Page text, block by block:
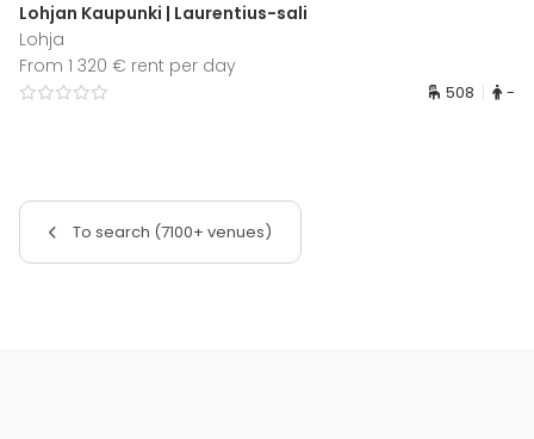
Lohjan Kaupunki | Laurentius-sali
Lohja
From 1 320 € rent per day
508 -
To search (7100+ venues)